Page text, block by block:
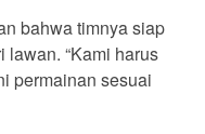
bahwa timnya siap
“Kami harus
permainan sesuai